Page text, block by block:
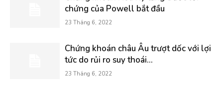
chứng của Powell bắt đầu
23 Tháng 6, 2022
Chứng khoán châu Âu trượt dốc với lợi
tức do rủi ro suy thoái...
23 Tháng 6, 2022